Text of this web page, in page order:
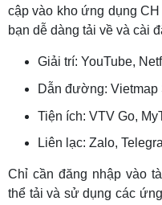
cập vào kho ứng dụng
bạn dễ dàng tải về và cài
Giải trí: YouTube,
Dẫn đường:
Tiện ích: VTV Go,
Liên lạc: Zalo,
Chỉ cần đăng nhập vào
thể tải và sử dụng các